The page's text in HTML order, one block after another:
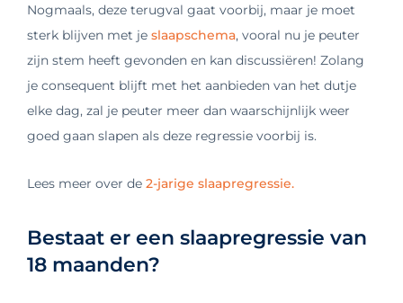
Nogmaals, deze terugval gaat voorbij, maar je moet
sterk blijven met je slaapschema, vooral nu je peuter
zijn stem heeft gevonden en kan discussiëren! Zolang
je consequent blijft met het aanbieden van het dutje
elke dag, zal je peuter meer dan waarschijnlijk weer
goed gaan slapen als deze regressie voorbij is.
Lees meer over de 2-jarige slaapregressie.
Bestaat er een slaapregressie van
18 maanden?